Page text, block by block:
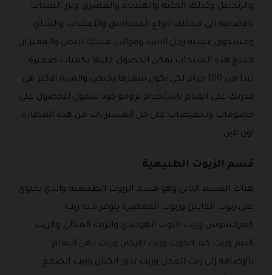
والزنجبيل وكذلك الحلبة والهندباء والعشرق وبزر السذاب
بالاضافة الى مختلف انواع المساحيق والأعشاب والشاي
ومسحوق عشبة رجل الاسد وقوالب مسك ابيض والمميز ان
جميع هذه المنتجات يمكن الحصول عليها بكميات صغيرة
تبدأ من 100 جرام لكي يكون سعرها رخيص والميزه الاكبر هي
قدرتك على القيام باستخدام برومو كود شمول للحصول على
خصومات وتخفيضات على كل المشتريات من هذه العطاره
اون لاين .
قسم الزيوت الطبيعية
هناك القسم الثاني وهو قسم الزيوت الطبيعية والذي يحتوي
على زيوت الكابتن وزيوت المعصرة يتوفر منه زيت
العرقسوس وزيت التوت الهولندي والزيت المثالي والزيت
النيم وزيت كبد الحوت وزيت الاركان وزيت دهن النعام
بالإضافة إلى زيت الفجل وزيت بذور الكتان وزيت الصمغ